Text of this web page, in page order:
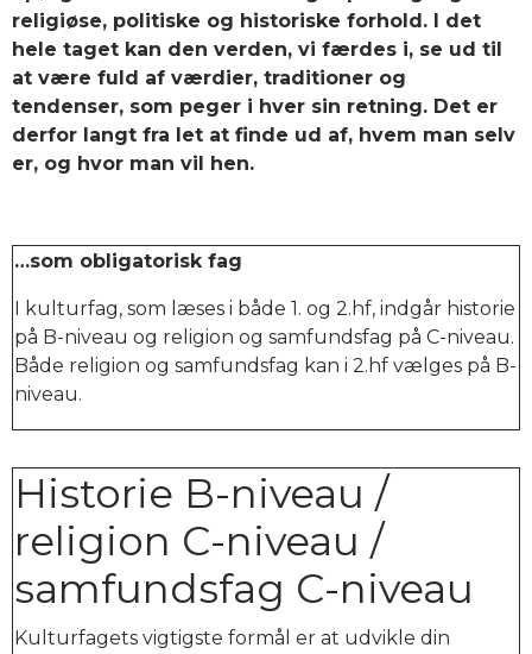
religiøse, politiske og historiske forhold. I det
hele taget kan den verden, vi færdes i, se ud til
at være fuld af værdier, traditioner og
tendenser, som peger i hver sin retning. Det er
derfor langt fra let at finde ud af, hvem man selv
er, og hvor man vil hen.
…som obligatorisk fag
I kulturfag, som læses i både 1. og 2.hf, indgår historie
på B-niveau og religion og samfundsfag på C-niveau.
Både religion og samfundsfag kan i 2.hf vælges på B-
niveau.
Historie B-niveau /
religion C-niveau /
samfundsfag C-niveau
Kulturfagets vigtigste formål er at udvikle din